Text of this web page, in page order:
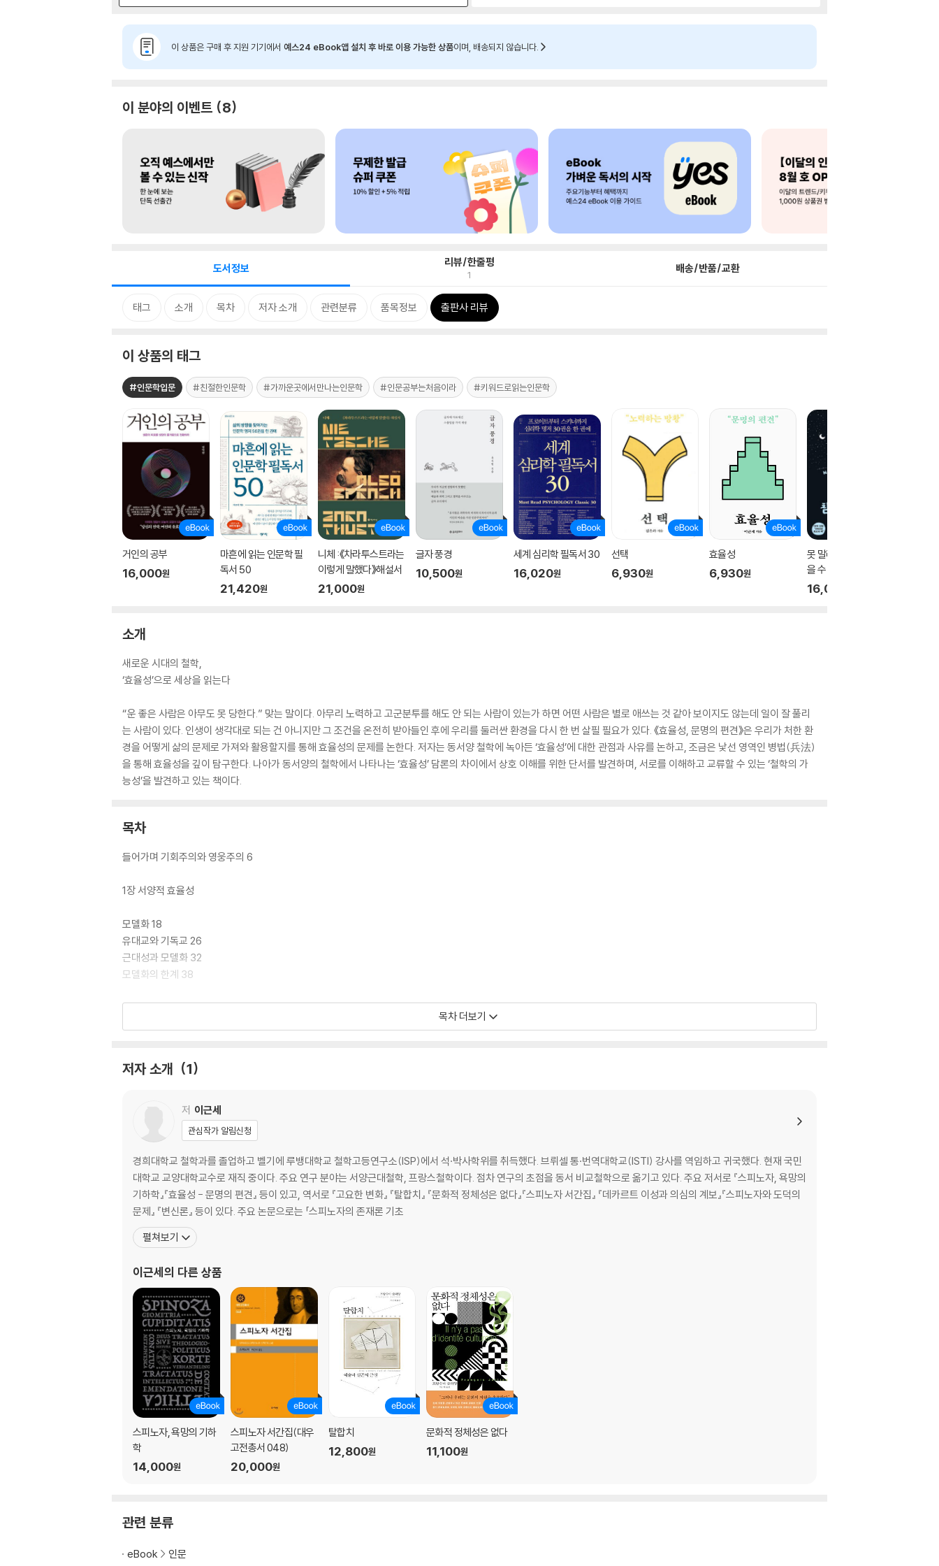
이 상품은 구매 후 지원 기기에서 예스24 eBook앱 설치 후 바로 이용 가능한 상품이며, 배송되지 않습니다.
이 분야의 이벤트 8
도서정보 리뷰/한줄평
1 배송/반품/교환
태그 소개 목차 저자 소개 관련분류 품목정보 출판사 리뷰
이 상품의 태그
#인문학입문 #친절한인문학 #가까운곳에서만나는인문학 #인문공부는처음이라 #키워드로읽는인문학
거인의 공부
16,000원
마흔에 읽는 인문학 필
독서 50
21,420원
니체 :《차라투스트라는
이렇게 말했다》해설서
21,000원
글자 풍경
10,500원
세계 심리학 필독서 30
16,020원
선택
6,930원
효율성
6,930원
못 말리게 시끄럽고, 참
을 수 없이 웃긴 철학책
16,000
소개
새로운 시대의 철학,
‘효율성’으로 세상을 읽는다
“운 좋은 사람은 아무도 못 당한다.” 맞는 말이다. 아무리 노력하고 고군분투를 해도 안 되는 사람이 있는가 하면 어떤 사람은 별로 애쓰는 것 같아 보이지도 않는데 일이 잘 풀리
는 사람이 있다. 인생이 생각대로 되는 건 아니지만 그 조건을 온전히 받아들인 후에 우리를 둘러싼 환경을 다시 한 번 살필 필요가 있다. 《효율성, 문명의 편견》은 우리가 처한 환
경을 어떻게 삶의 문제로 가져와 활용할지를 통해 효율성의 문제를 논한다. 저자는 동서양 철학에 녹아든 ‘효율성’에 대한 관점과 사유를 논하고, 조금은 낯선 영역인 병법(兵法)
을 통해 효율성을 깊이 탐구한다. 나아가 동서양의 철학에서 나타나는 ‘효율성’ 담론의 차이에서 상호 이해를 위한 단서를 발견하며, 서로를 이해하고 교류할 수 있는 ‘철학의 가
능성’을 발견하고 있는 책이다.
목차
들어가며 기회주의와 영웅주의 6
1장 서양적 효율성
모델화 18
유대교와 기독교 26
근대성과 모델화 32
모델화의 한계 38
2장 중국적 효율성
도덕 69
동서 문화철학과 인문학의 미래 78
보론 동양과 서양의 만남
중국과 유럽의 선교 활동 89
타 문명을 보는 서구의 시선 92
과학과 제국주의 106
인명과 개념 설명 132
참고문헌 145
목차 더보기
저자 소개 1
저 이근세
관심작가 알림신청
경희대학교 철학과를 졸업하고 벨기에 루뱅대학교 철학고등연구소(ISP)에서 석·박사학위를 취득했다. 브뤼셀 통·번역대학교(ISTI) 강사를 역임하고 귀국했다. 현재 국민
대학교 교양대학교수로 재직 중이다. 주요 연구 분야는 서양근대철학, 프랑스철학이다. 점차 연구의 초점을 동서 비교철학으로 옮기고 있다. 주요 저서로 『스피노자, 욕망의
기하학』『효율성 - 문명의 편견』 등이 있고, 역서로 『고요한 변화』 『탈합치』 『문화적 정체성은 없다』『스피노자 서간집』 『데카르트 이성과 의심의 계보』『스피노자와 도덕의
문제』 『변신론』 등이 있다. 주요 논문으로는 「스피노자의 존재론 기초
펼쳐보기
이근세 의 다른 상품
스피노자, 욕망의 기하
학
14,000원
스피노자 서간집(대우
고전총서 048)
20,000원
탈합치
12,800원
문화적 정체성은 없다
11,100원
관련 분류
eBook 인문